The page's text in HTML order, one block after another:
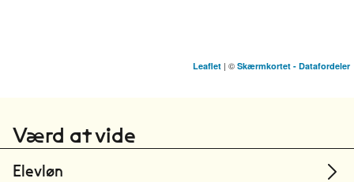
Leaflet | © Skærmkortet - Datafordeler
NEXT UDDANNELSE KØBENHAVN
Værd at vide
Elevløn